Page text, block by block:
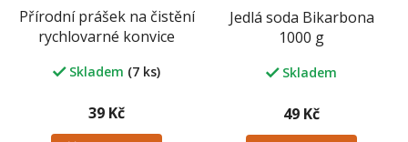
Přírodní prášek na čistění
rychlovarné konvice
Skladem (7 ks)
39 Kč
Jedlá soda Bikarbona
1000 g
Skladem
49 Kč